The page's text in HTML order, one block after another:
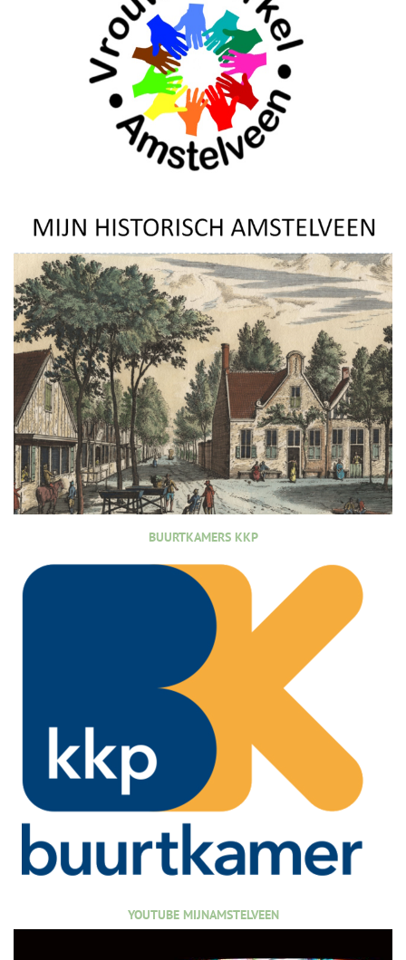
BUURTKAMERS KKP
YOUTUBE MIJNAMSTELVEEN